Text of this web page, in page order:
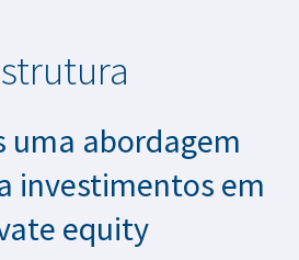
uma abordagem
investimentos em
equity